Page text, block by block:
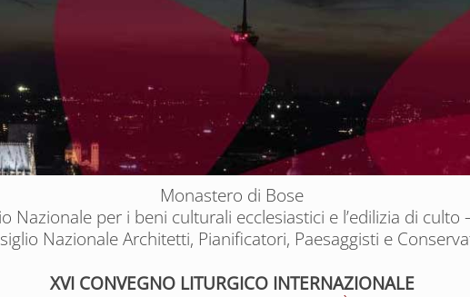
Monastero di Bose
Nazionale per i beni culturali ecclesiastici e l’edilizia di culto
Nazionale Architetti, Pianificatori, Paesaggisti e
XVI CONVEGNO LITURGICO INTERNAZIONALE